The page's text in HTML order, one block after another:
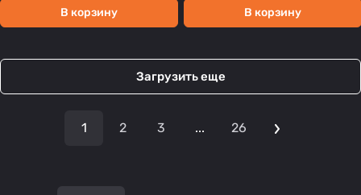
В корзину В корзину
Загрузить еще
1 2 3 ... 26